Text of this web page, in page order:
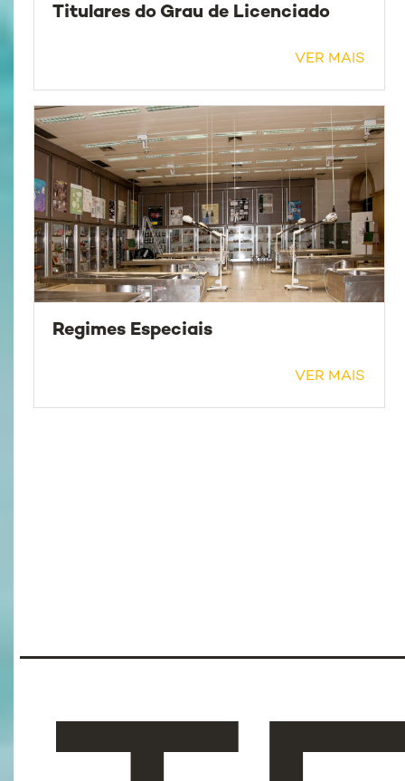
Titulares do Grau de Licenciado
VER MAIS
Regimes Especiais
VER MAIS